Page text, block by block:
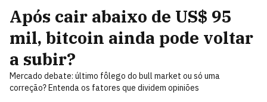
Após cair abaixo de US$ 95
mil, bitcoin ainda pode voltar
a subir?
Mercado debate: último fôlego do bull market ou só uma
correção? Entenda os fatores que dividem opiniões